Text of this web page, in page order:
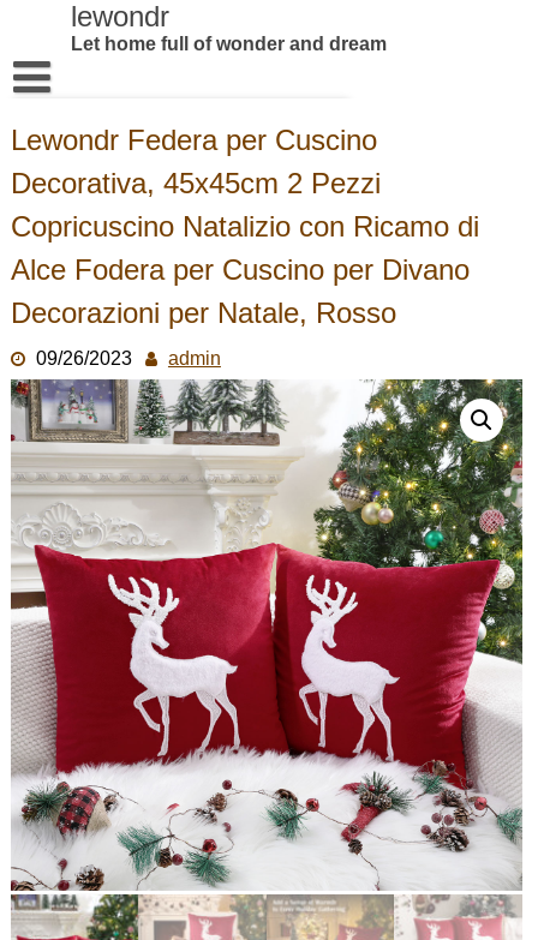
lewondr
Let home full of wonder and dream
About US
Contact us
Lewondr Federa per Cuscino
Decorativa, 45x45cm 2 Pezzi
Copricuscino Natalizio con Ricamo di
Alce Fodera per Cuscino per Divano
Decorazioni per Natale, Rosso
09/26/2023 admin